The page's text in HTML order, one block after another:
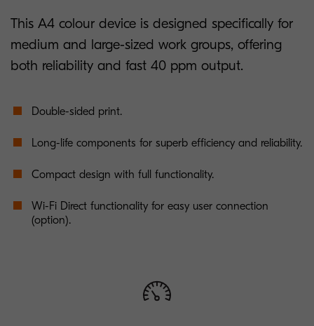
This A4 colour device is designed specifically for
medium and large-sized work groups, offering
both reliability and fast 40 ppm output.
Double-sided print.
Long-life components for superb efficiency and reliability.
Compact design with full functionality.
Wi-Fi Direct functionality for easy user connection
(option).